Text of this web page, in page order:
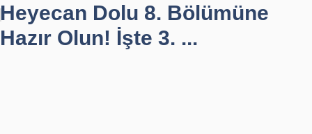
Heyecan Dolu 8. Bölümüne
Hazır Olun! İşte 3. ...